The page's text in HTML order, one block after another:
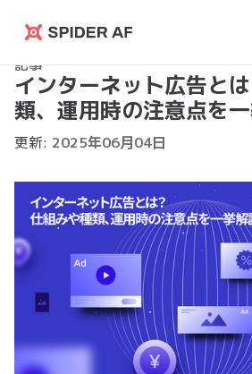
Spider
AF
記事
インターネット広告と
類、運用時の注意点を
更新: 2025年06月04日